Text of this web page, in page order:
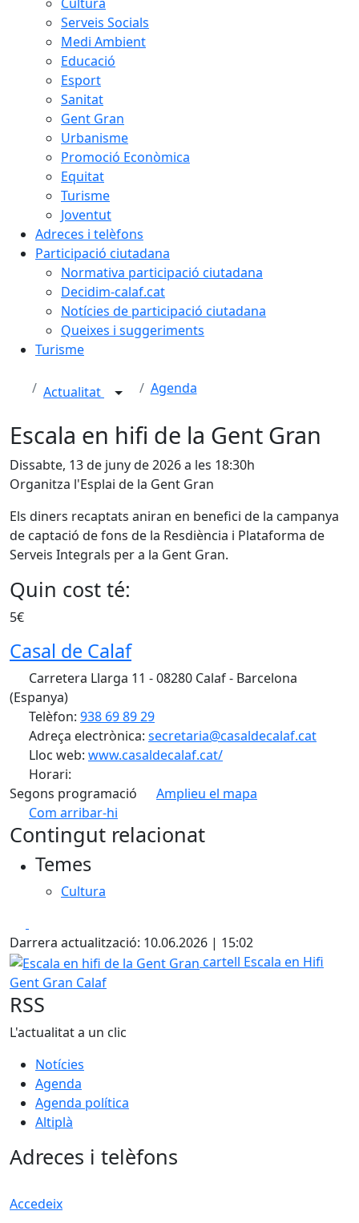
Serveis Socials
Medi Ambient
Educació
Esport
Sanitat
Gent Gran
Urbanisme
Promoció Econòmica
Equitat
Turisme
Joventut
Adreces i telèfons
Participació ciutadana
Normativa participació ciutadana
Decidim-calaf.cat
Notícies de participació ciutadana
Queixes i suggeriments
Turisme
Actualitat Agenda
Escala en hifi de la Gent Gran
Dissabte, 13 de juny de 2026 a les 18:30h
Organitza l'Esplai de la Gent Gran
Els diners recaptats aniran en benefici de la campanya
de captació de fons de la Resdiència i Plataforma de
Serveis Integrals per a la Gent Gran.
Quin cost té:
5€
Casal de Calaf
Carretera Llarga 11 - 08280 Calaf - Barcelona
(Espanya)
Telèfon: 938 69 89 29
Adreça electrònica: secretaria@casaldecalaf.cat
Lloc web: www.casaldecalaf.cat/
Horari:
Segons programació
Amplieu el mapa
Com arribar-hi
+
Contingut relacionat
Temes
Cultura
Darrera actualització: 10.06.2026 | 15:02
Escala en hifi de la Gent Gran
cartell Escala en Hifi
Gent Gran Calaf
RSS
L'actualitat a un clic
Notícies
Agenda
Agenda política
Altiplà
Adreces i telèfons
Accedeix